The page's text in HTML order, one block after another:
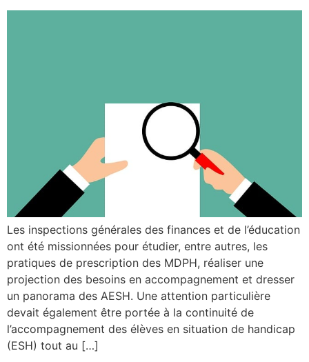
Les inspections générales des finances et de l’éducation
ont été missionnées pour étudier, entre autres, les
pratiques de prescription des MDPH, réaliser une
projection des besoins en accompagnement et dresser
un panorama des AESH. Une attention particulière
devait également être portée à la continuité de
l’accompagnement des élèves en situation de handicap
(ESH) tout au […]